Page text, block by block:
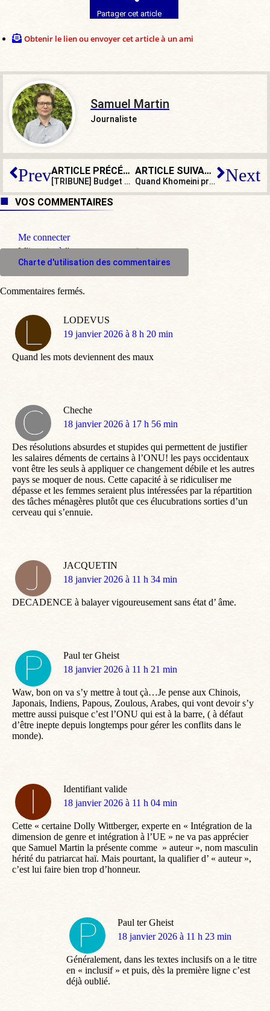
Partager cet article
Obtenir le lien ou envoyer cet article à un ami
Samuel Martin
Journaliste
Prev ARTICLE PRÉCÉDENT
[TRIBUNE] Budget 2026 : tout ça pour ça !
ARTICLE SUIVANT
Quand Khomeini préparait sa révolution islamique depuis la France Next
VOS COMMENTAIRES
Me connecter
M'inscrire à l'espace commentaire
Charte d'utilisation des commentaires
LODEVUS
dit
19 janvier 2026 à 8 h 20 min
Quand les mots deviennent des maux
Cheche
dit
18 janvier 2026 à 17 h 56 min
Des résolutions absurdes et stupides qui permettent de justifier
les salaires déments de certains à l’ONU! les pays occidentaux
vont être les seuls à appliquer ce changement débile et les autres
pays se moquer de nous. Cette capacité à se ridiculiser me
dépasse et les femmes seraient plus intéressées par la répartition
des tâches ménagères plutôt que ces élucubrations sorties d’un
cerveau qui s’ennuie.
JACQUETIN
dit
18 janvier 2026 à 11 h 34 min
DECADENCE à balayer vigoureusement sans état d’ âme.
Paul ter Gheist
dit
18 janvier 2026 à 11 h 21 min
Waw, bon on va s’y mettre à tout çà…Je pense aux Chinois,
Japonais, Indiens, Papous, Zoulous, Arabes, qui vont devoir s’y
mettre aussi puisque c’est l’ONU qui est à la barre, ( à défaut
d’être inepte depuis longtemps pour gérer les conflits dans le
monde).
Identifiant valide
dit
18 janvier 2026 à 11 h 04 min
Cette « certaine Dolly Wittberger, experte en « Intégration de la
dimension de genre et intégration à l’UE » ne va pas apprécier
que Samuel Martin la présente comme » auteur », nom masculin
hérité du patriarcat haï. Mais pourtant, la qualifier d’ « auteur »,
c’est lui faire bien trop d’honneur.
Paul ter Gheist
dit
18 janvier 2026 à 11 h 23 min
Généralement, dans les textes inclusifs on a le titre
en « inclusif » et puis, dès la première ligne c’est
déjà oublié.
Commentaires fermés.